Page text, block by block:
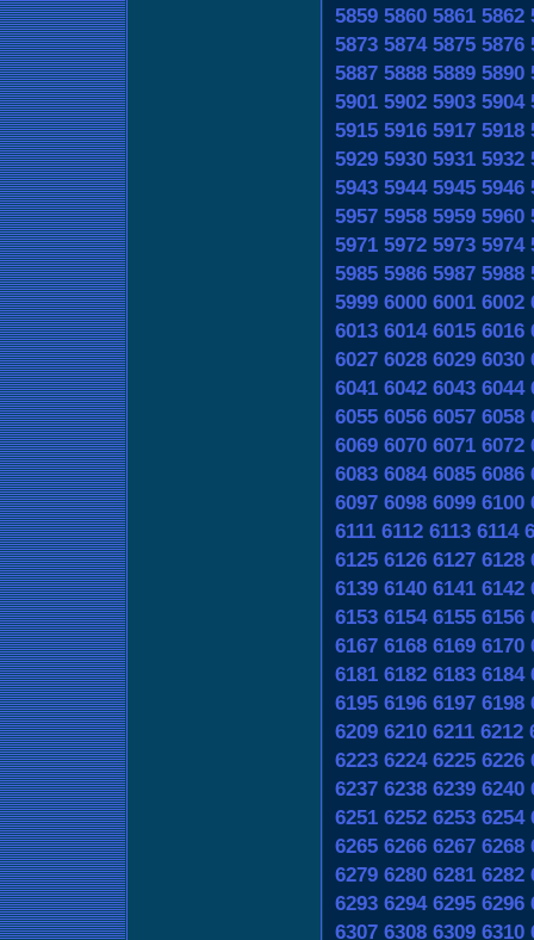
5859 5860 5861 5862
5873 5874 5875 5876
5887 5888 5889 5890
5901 5902 5903 5904
5915 5916 5917 5918
5929 5930 5931 5932
5943 5944 5945 5946
5957 5958 5959 5960
5971 5972 5973 5974
5985 5986 5987 5988
5999 6000 6001 6002
6013 6014 6015 6016
6027 6028 6029 6030
6041 6042 6043 6044
6055 6056 6057 6058
6069 6070 6071 6072
6083 6084 6085 6086
6097 6098 6099 6100
6111 6112 6113 6114
6125 6126 6127 6128
6139 6140 6141 6142
6153 6154 6155 6156
6167 6168 6169 6170
6181 6182 6183 6184
6195 6196 6197 6198
6209 6210 6211 6212
6223 6224 6225 6226
6237 6238 6239 6240
6251 6252 6253 6254
6265 6266 6267 6268
6279 6280 6281 6282
6293 6294 6295 6296
6307 6308 6309 6310